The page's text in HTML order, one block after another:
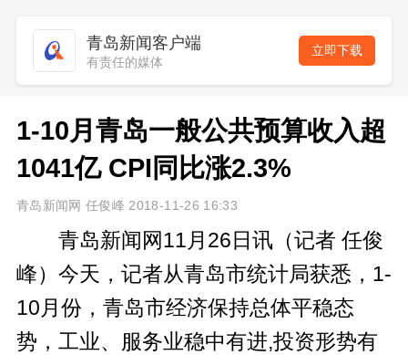
青岛新闻客户端
有责任的媒体
立即下载
1-10月青岛一般公共预算收入超
1041亿 CPI同比涨2.3%
青岛新闻网 任俊峰 2018-11-26 16:33
青岛新闻网11月26日讯（记者 任俊
峰）今天，记者从青岛市统计局获悉，1-
10月份，青岛市经济保持总体平稳态
势，工业、服务业稳中有进,投资形势有